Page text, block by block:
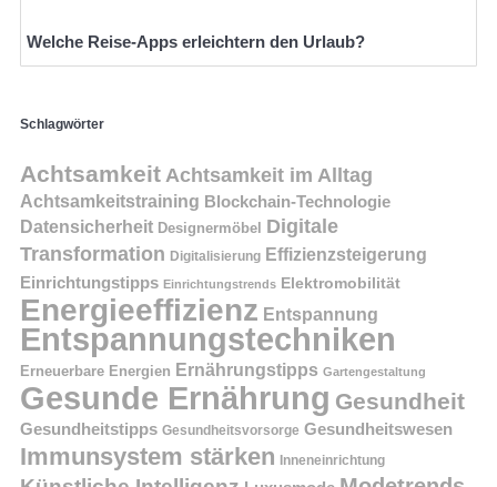
Welche Reise-Apps erleichtern den Urlaub?
Schlagwörter
Achtsamkeit Achtsamkeit im Alltag
Achtsamkeitstraining Blockchain-Technologie
Datensicherheit Designermöbel
Digitale
Transformation Digitalisierung Effizienzsteigerung
Einrichtungstipps Einrichtungstrends Elektromobilität
Energieeffizienz Entspannung
Entspannungstechniken
Erneuerbare Energien Ernährungstipps Gartengestaltung
Gesunde Ernährung Gesundheit
Gesundheitstipps Gesundheitsvorsorge Gesundheitswesen
Immunsystem stärken Inneneinrichtung